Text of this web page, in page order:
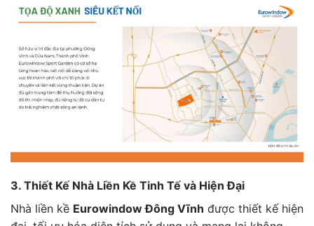
3. Thiết Kế Nhà Liền Kề Tinh Tế và Hiện Đại
Nhà liền kề Eurowindow Đông Vĩnh được thiết kế hiện